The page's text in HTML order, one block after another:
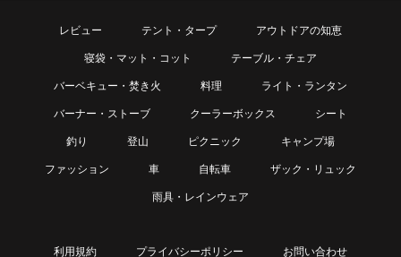
レビュー テント・タープ アウトドアの知恵
寝袋・マット・コット テーブル・チェア
バーベキュー・焚き火 料理 ライト・ランタン
バーナー・ストーブ クーラーボックス シート
釣り 登山 ピクニック キャンプ場
ファッション 車 自転車 ザック・リュック
雨具・レインウェア
利用規約 プライバシーポリシー お問い合わせ